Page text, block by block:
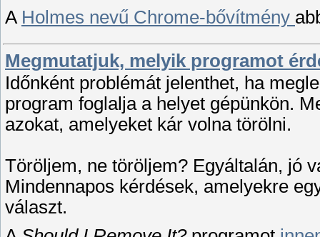
A Holmes nevű Chrome-bővítmény
Megmutatjuk, melyik programot
Időnként problémát jelenthet, ha
program foglalja a helyet gépünkön.
azokat, amelyeket kár volna törölni.
Töröljem, ne töröljem? Egyáltalán, jó
Mindennapos kérdések, amelyekre
választ.